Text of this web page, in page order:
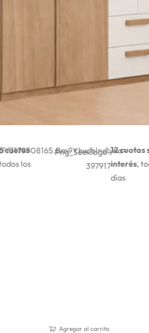
12 cuotas sin
interés, todos los
Agregar al carrito